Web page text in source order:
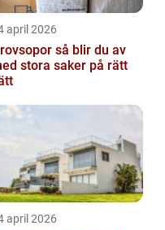
april 2026
så blir du av
stora saker på rätt
april 2026